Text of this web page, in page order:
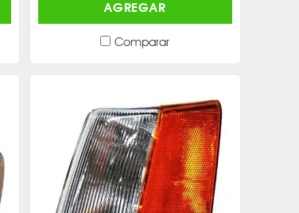
AGREGAR
Comparar